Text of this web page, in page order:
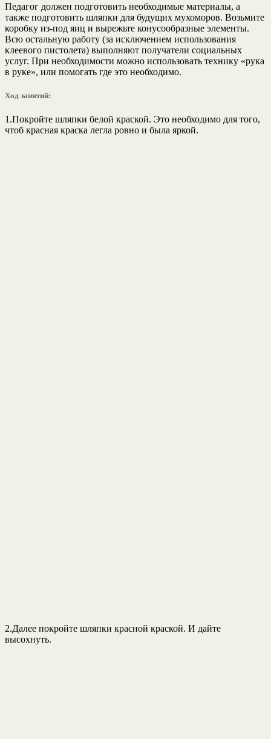
Педагог должен подготовить необходимые материалы, а
также подготовить шляпки для будущих мухоморов. Возьмите
коробку из-под яиц и вырежьте конусообразные элементы.
Всю остальную работу (за исключением использования
клеевого пистолета) выполняют получатели социальных
услуг. При необходимости можно использовать технику «рука
в руке», или помогать где это необходимо.
Ход занятий:
1.Покройте шляпки белой краской. Это необходимо для того,
чтоб красная краска легла ровно и была яркой.
2.Далее покройте шляпки красной краской. И дайте
высохнуть.